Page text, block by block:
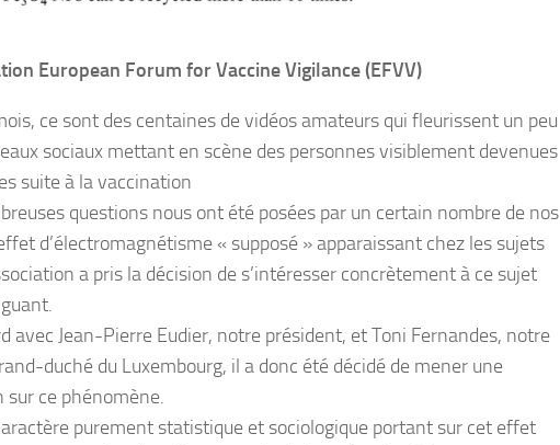
European Forum for Vaccine Vigilance (EFVV)
ce sont des centaines de vidéos amateurs qui fleurissent un peu
sociaux mettant en scène des personnes visiblement devenues
suite à la vaccination
questions nous ont été posées par un certain nombre de nos
d’électromagnétisme « supposé » apparaissant chez les sujets
a pris la décision de s’intéresser concrètement à ce sujet
avec Jean-Pierre Eudier, notre président, et Toni Fernandes, notre
duché du Luxembourg, il a donc été décidé de mener une
sur ce phénomène.
purement statistique et sociologique portant sur cet effet